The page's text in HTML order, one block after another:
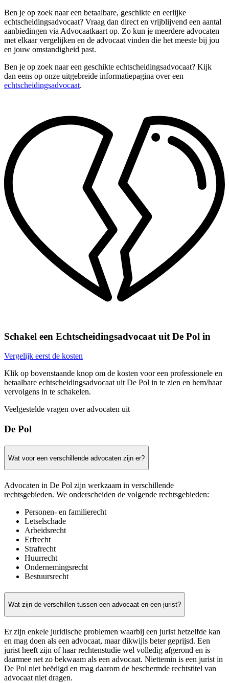
Ben je op zoek naar een betaalbare, geschikte en eerlijke
echtscheidingsadvocaat? Vraag dan direct en vrijblijvend een aantal
aanbiedingen via Advocaatkaart op. Zo kun je meerdere advocaten
met elkaar vergelijken en de advocaat vinden die het meeste bij jou
en jouw omstandigheid past.
Ben je op zoek naar een geschikte echtscheidingsadvocaat? Kijk
dan eens op onze uitgebreide informatiepagina over een
echtscheidingsadvocaat.
Schakel een Echtscheidingsadvocaat uit De Pol in
Vergelijk eerst de kosten
Klik op bovenstaande knop om de kosten voor een professionele en
betaalbare echtscheidingsadvocaat uit De Pol in te zien en hem/haar
vervolgens in te schakelen.
Veelgestelde vragen over advocaten uit
De Pol
Wat voor een verschillende advocaten zijn er?
Advocaten in De Pol zijn werkzaam in verschillende
rechtsgebieden. We onderscheiden de volgende rechtsgebieden:
Personen- en familierecht
Letselschade
Arbeidsrecht
Erfrecht
Strafrecht
Huurrecht
Ondernemingsrecht
Bestuursrecht
Wat zijn de verschillen tussen een advocaat en een jurist?
Er zijn enkele juridische problemen waarbij een jurist hetzelfde kan
en mag doen als een advocaat, maar dikwijls beter geprijsd. Een
jurist heeft zijn of haar rechtenstudie wel volledig afgerond en is
daarmee net zo bekwaam als een advocaat. Niettemin is een jurist in
De Pol niet beëdigd en mag daarom de beschermde rechtstitel van
advocaat niet dragen.